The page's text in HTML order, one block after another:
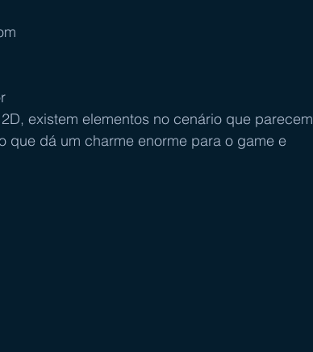
existem elementos no cenário que parecem
que dá um charme enorme para o game e